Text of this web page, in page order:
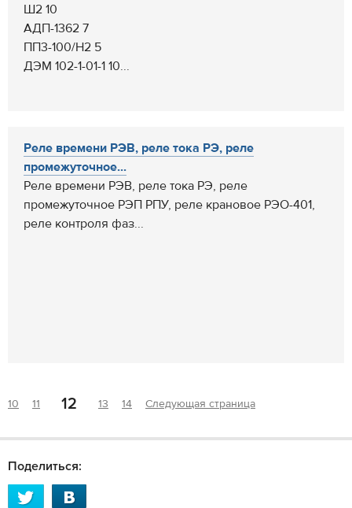
Ш2 10
АДП-1362 7
ПП3-100/Н2 5
ДЭМ 102-1-01-1 10...
Реле времени РЭВ, реле тока РЭ, реле
промежуточное...
Реле времени РЭВ, реле тока РЭ, реле
промежуточное РЭП РПУ, реле крановое РЭО-401,
реле контроля фаз...
10 11 12 13 14 Следующая страница
Поделиться: